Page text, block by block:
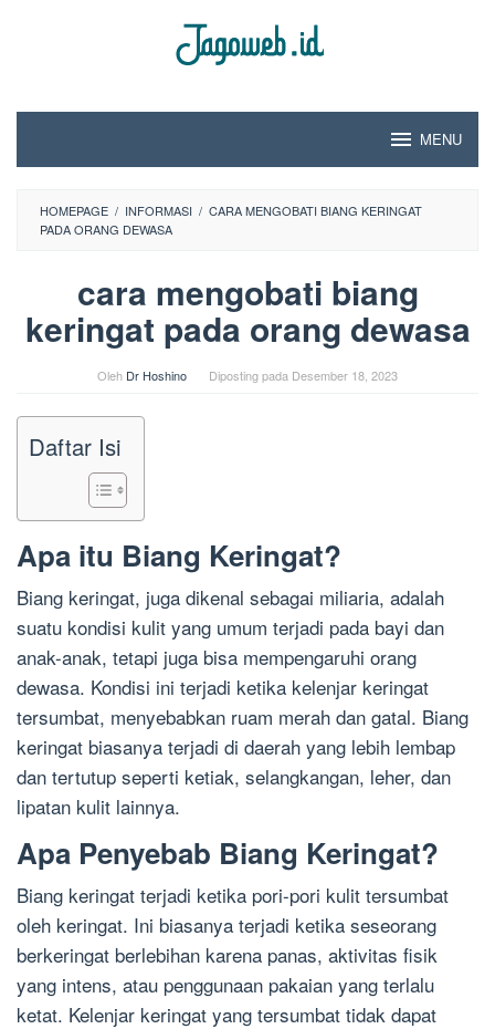
MENU
HOMEPAGE / INFORMASI / CARA MENGOBATI BIANG KERINGAT
PADA ORANG DEWASA
cara mengobati biang
keringat pada orang dewasa
Oleh Dr Hoshino Diposting pada Desember 18, 2023
Daftar Isi
Apa itu Biang Keringat?
Biang keringat, juga dikenal sebagai miliaria, adalah
suatu kondisi kulit yang umum terjadi pada bayi dan
anak-anak, tetapi juga bisa mempengaruhi orang
dewasa. Kondisi ini terjadi ketika kelenjar keringat
tersumbat, menyebabkan ruam merah dan gatal. Biang
keringat biasanya terjadi di daerah yang lebih lembap
dan tertutup seperti ketiak, selangkangan, leher, dan
lipatan kulit lainnya.
Apa Penyebab Biang Keringat?
Biang keringat terjadi ketika pori-pori kulit tersumbat
oleh keringat. Ini biasanya terjadi ketika seseorang
berkeringat berlebihan karena panas, aktivitas fisik
yang intens, atau penggunaan pakaian yang terlalu
ketat. Kelenjar keringat yang tersumbat tidak dapat